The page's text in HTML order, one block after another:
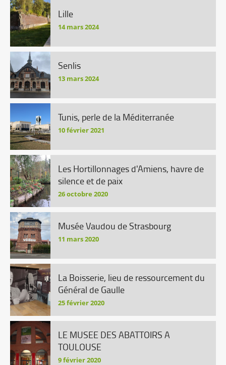
Lille
14 mars 2024
Senlis
13 mars 2024
Tunis, perle de la Méditerranée
10 février 2021
Les Hortillonnages d'Amiens, havre de
silence et de paix
26 octobre 2020
Musée Vaudou de Strasbourg
11 mars 2020
La Boisserie, lieu de ressourcement du
Général de Gaulle
25 février 2020
LE MUSEE DES ABATTOIRS A
TOULOUSE
9 février 2020